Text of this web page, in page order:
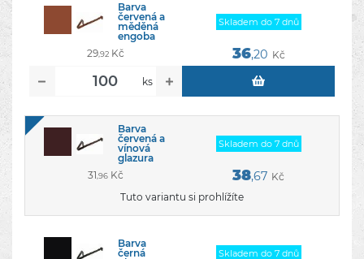
Barva
červená a
měděná
engoba
Skladem do 7 dnů
29,92 Kč 36,20 Kč
ks
Barva
červená a
vínová
glazura
Skladem do 7 dnů
31,96 Kč 38,67 Kč
Tuto variantu si prohlížíte
Barva
černá
Skladem do 7 dnů